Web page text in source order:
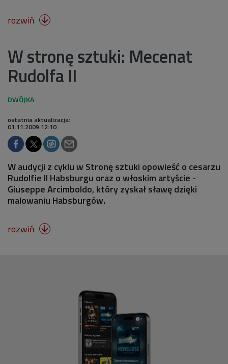
rozwiń 
W stronę sztuki: Mecenat
Rudolfa II
ostatnia aktualizacja:
01.11.2009 12:10
W audycji z cyklu w Stronę sztuki opowieść o cesarzu
Rudolfie II Habsburgu oraz o włoskim artyście -
Giuseppe Arcimboldo, który zyskał sławę dzięki
malowaniu Habsburgów.
rozwiń 